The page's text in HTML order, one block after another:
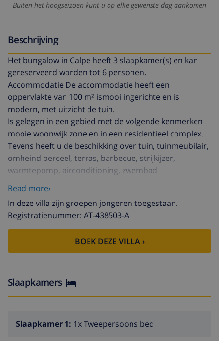
Buiten het hoogseizoen kunt u op elke gewenste dag aankomen
Beschrijving
Het bungalow in Calpe heeft 3 slaapkamer(s) en kan
gereserveerd worden tot 6 personen.
Accommodatie De accommodatie heeft een
oppervlakte van 100 m² ismooi ingerichte en is
modern, met uitzicht de tuin.
Is gelegen in een gebied met de volgende kenmerken
mooie woonwijk zone en in een residentieel complex.
Tevens heeft u de beschikking over tuin, tuinmeubilair,
omheind perceel, terras, barbecue, strijkijzer,
warmtepomp, airconditioning, zwembad
gemeenschappelijk, Televisie, satelliet tv (Talen:
Spaans, Engels, Duits, Frans, Russisch).
De open keuken, met keramisch fornuis, is uitgerust
met koelkast, magnetron, oven, vriezer, wasmachine,
droger, vaatwasmachine, keukengerei,
koffiezetapparaat en broodrooster.
Read more›
In deze villa zijn groepen jongeren toegestaan.
Registratienummer: AT-438503-A
BOEK DEZE VILLA ›
Slaapkamers
Slaapkamer 1: 1x Tweepersoons bed